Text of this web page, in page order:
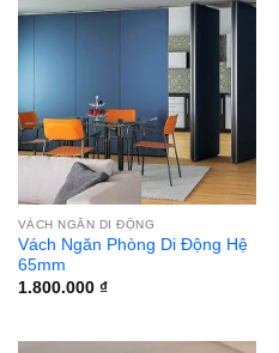
VÁCH NGĂN DI ĐỘNG
Vách Ngăn Phòng Di Động Hệ
65mm
1.800.000 ₫